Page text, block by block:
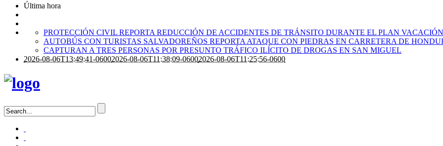
Última hora
PROTECCIÓN CIVIL REPORTA REDUCCIÓN DE ACCIDENTES DE TRÁNSITO DURANTE EL PLAN
AUTOBÚS CON TURISTAS SALVADOREÑOS REPORTA ATAQUE CON PIEDRAS EN CARRETERA DE
CAPTURAN A TRES PERSONAS POR PRESUNTO TRÁFICO ILÍCITO DE DROGAS EN SAN MIGUEL
2026-08-06T13:49:41-06002026-08-06T11:38:09-06002026-08-06T11:25:56-0600